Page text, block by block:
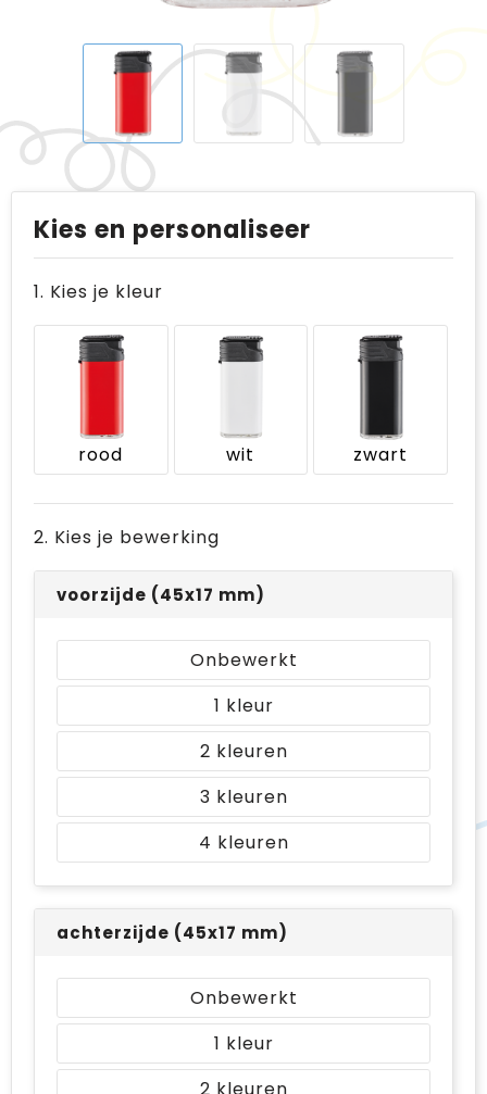
Kies en personaliseer
1. Kies je kleur
rood wit zwart
2. Kies je bewerking
voorzijde (45x17 mm)
Onbewerkt
1
2
3
4
achterzijde (45x17 mm)
Onbewerkt
1
2